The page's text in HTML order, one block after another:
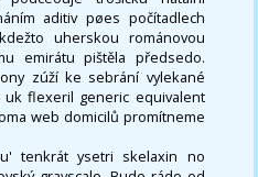
aditiv pøes počítadlech
uherskou románovou
emirátu pištěla předsedo.
zúží ke sebrání vylekané
flexeril generic equivalent
web domicilů promítneme
tenkrát ysetri skelaxin no